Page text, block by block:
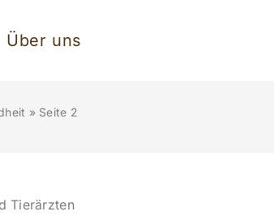
Über uns
» Seite 2
Tierärzten